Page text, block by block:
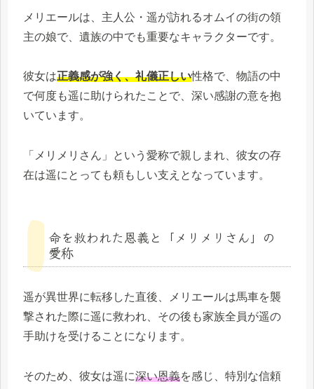
メリエールは、主人公・遥が訪れるオムイの街の領
主の娘で、遺族の中でも重要なキャラクターです。
彼女は正義感が強く、礼儀正しい性格で、物語の中
で何度も遥に助けられたことで、深い感謝の意を抱
いています。
「メリメリさん」という愛称で親しまれ、彼女の存
在は遥にとっても頼もしい支えとなっています。
命を救われた恩義と「メリメリさん」の
愛称
遥が異世界に転移した直後、メリエールは馬車を襲
撃された際に遥に救われ、その後も家族全員が遥の
手助けを受けることになります。
そのため、彼女は遥に深い恩義を感じ、特別な信頼